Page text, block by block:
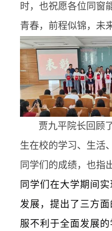
时，也祝愿各位同窗
青春，前程似锦，未
贾九平院长回顾
生在校的学习、生活
同学们的成绩，也指
同学们在大学期间
发展，提出了三方
服不利于全面发展